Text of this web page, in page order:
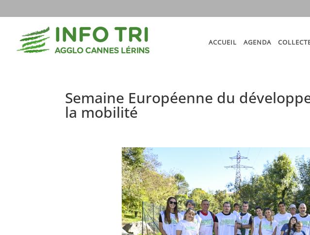
ACCUEIL AGENDA
Semaine Européenne du
la mobilité